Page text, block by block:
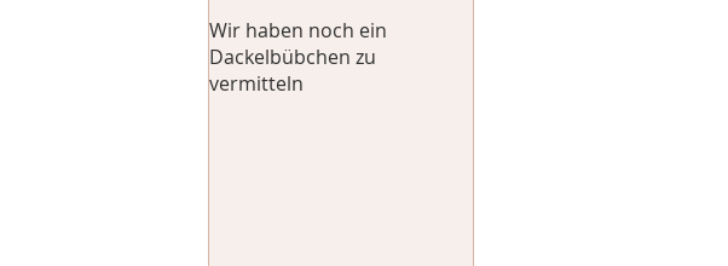
Wir haben noch ein
Dackelbübchen zu
vermitteln